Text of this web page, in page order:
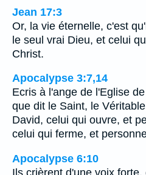
Jean 17:3
Or, la vie éternelle, c'est
le seul vrai Dieu, et celui
Christ.
Apocalypse 3:7,14
Ecris à l'ange de l'Eglise
que dit le Saint, le
David, celui qui ouvre, et
celui qui ferme, et
Apocalypse 6:10
Ils crièrent d'une voix